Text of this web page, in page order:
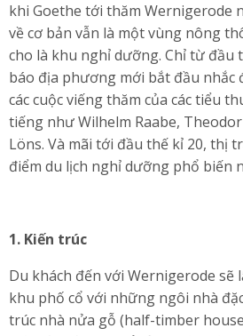
khi Goethe tới thăm Wernigerode
về cơ bản vẫn là một vùng nông
cho là khu nghỉ dưỡng. Chỉ từ đầu
báo địa phương mới bắt đầu nhắc
các cuộc viếng thăm của các tiểu
tiếng như Wilhelm Raabe,
Löns. Và mãi tới đầu thế kỉ 20, thị
điểm du lịch nghỉ dưỡng phổ biến
1. Kiến trúc
Du khách đến với Wernigerode sẽ
khu phố cổ với những ngôi nhà
trúc nhà nửa gỗ (half-timber